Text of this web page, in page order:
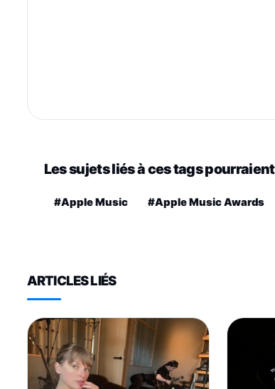
Les sujets liés à ces tags
#Apple Music #Apple Music Awards
ARTICLES LIÉS